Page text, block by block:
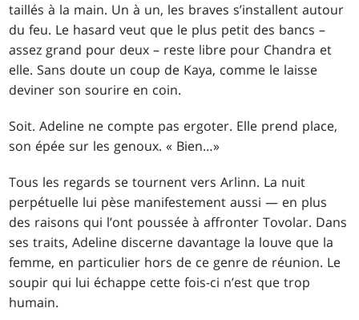
taillés à la main. Un à un, les braves s’installent autour
du feu. Le hasard veut que le plus petit des bancs –
assez grand pour deux – reste libre pour Chandra et
elle. Sans doute un coup de Kaya, comme le laisse
deviner son sourire en coin.
Soit. Adeline ne compte pas ergoter. Elle prend place,
son épée sur les genoux. « Bien…»
Tous les regards se tournent vers Arlinn. La nuit
perpétuelle lui pèse manifestement aussi — en plus
des raisons qui l’ont poussée à affronter Tovolar. Dans
ses traits, Adeline discerne davantage la louve que la
femme, en particulier hors de ce genre de réunion. Le
soupir qui lui échappe cette fois-ci n’est que trop
humain.